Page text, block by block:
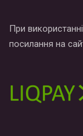
При
посилання на